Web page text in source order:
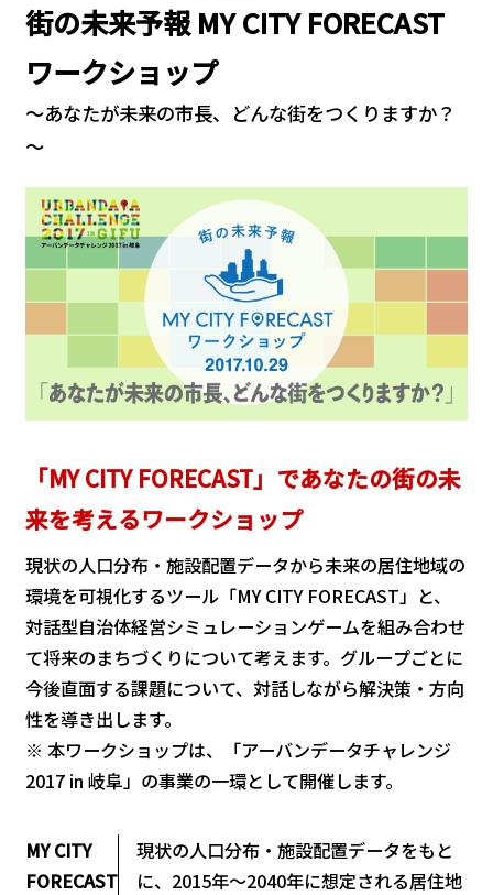
街の未来予報 MY CITY FORECAST
ワークショップ
～あなたが未来の市長、どんな街をつくりますか？
～
「MY CITY FORECAST」であなたの街の未
来を考えるワークショップ
現状の人口分布・施設配置データから未来の居住地域の
環境を可視化するツール「MY CITY FORECAST」と、
対話型自治体経営シミュレーションゲームを組み合わせ
て将来のまちづくりについて考えます。グループごとに
今後直面する課題について、対話しながら解決策・方向
性を導き出します。
※ 本ワークショップは、「アーバンデータチャレンジ
2017 in 岐阜」の事業の一環として開催します。
MY CITY
FORECAST
現状の人口分布・施設配置データをもと
に、2015年～2040年に想定される居住地